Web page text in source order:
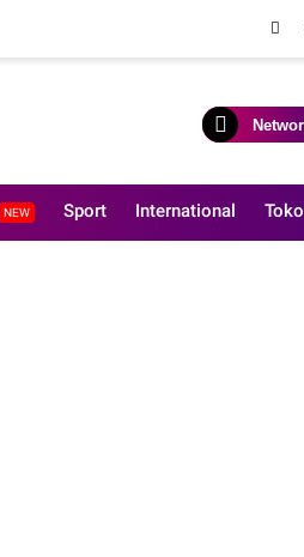
NEW Sport International